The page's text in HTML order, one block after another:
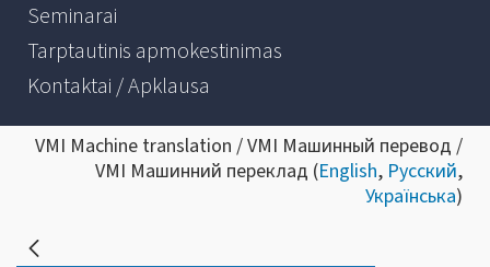
Seminarai
Tarptautinis apmokestinimas
Kontaktai / Apklausa
VMI Machine translation / VMI Машинный перевод /
VMI Машинний переклад (English, Русский,
Українська)